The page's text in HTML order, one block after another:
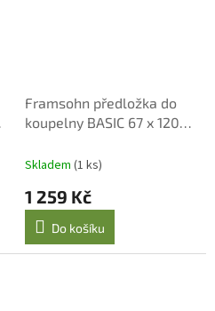
Framsohn předložka do
koupelny BASIC 67 x 120
Skladem (1 ks)
1 259 Kč
Do košíku